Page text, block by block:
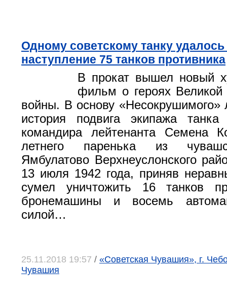
Одному советскому танку
наступление 75 танков противника
В прокат вышел новый
фильм о героях Великой
войны. В основу «Несокрушимого»
история подвига экипажа
командира лейтенанта Семена
летнего паренька из
Ямбулатово Верхнеуслонского
13 июля 1942 года, приняв
сумел уничтожить 16 танков
бронемашины и восемь
силой…
25.11.2018 19:57 / «Советская Чувашия», г.
Чувашия